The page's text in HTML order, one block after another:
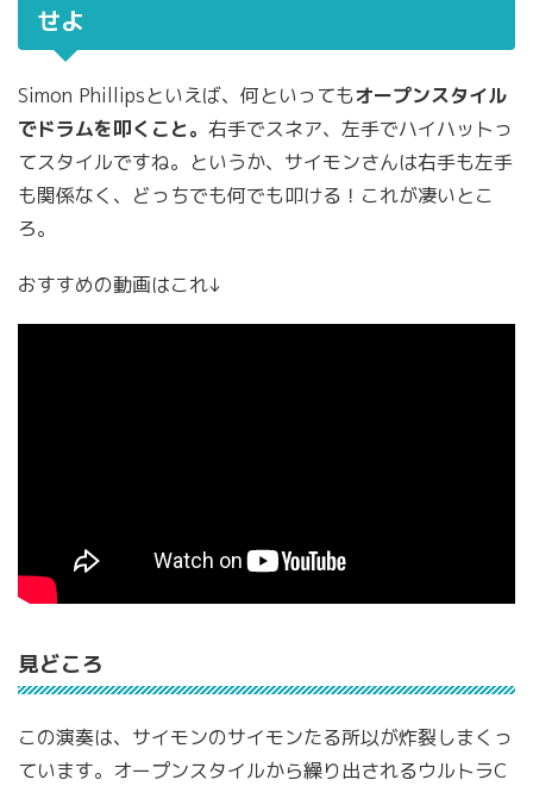
せよ
Simon Phillipsといえば、何といってもオープンスタイル
でドラムを叩くこと。 右手でスネア、左手でハイハットっ
てスタイルですね。というか、サイモンさんは右手も左手
も関係なく、どっちでも何でも叩ける！これが凄いとこ
ろ。
おすすめの動画はこれ↓
見どころ
この演奏は、サイモンのサイモンたる所以が炸裂しまくっ
ています。オープンスタイルから繰り出されるウルトラC